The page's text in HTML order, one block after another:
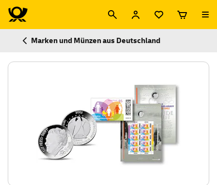
Marken und Münzen aus Deutschland